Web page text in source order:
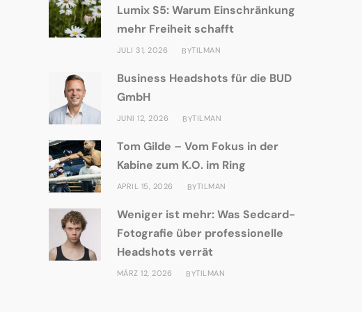
Lumix S5: Warum Einschränkung
mehr Freiheit schafft
JULI 31, 2026 BYTILMAN
Business Headshots für die BUD
GmbH
JUNI 12, 2026 BYTILMAN
Tom Gilde – Vom Fokus in der
Kabine zum K.O. im Ring
APRIL 15, 2026 BYTILMAN
Weniger ist mehr: Was Sedcard-
Fotografie über professionelle
Headshots verrät
MÄRZ 12, 2026 BYTILMAN